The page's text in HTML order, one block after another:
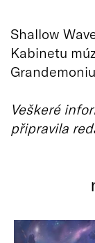
Shallow
Kabinetu
Veškeré
připravila